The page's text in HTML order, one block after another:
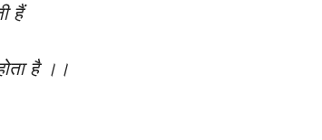
हैं
है ।।